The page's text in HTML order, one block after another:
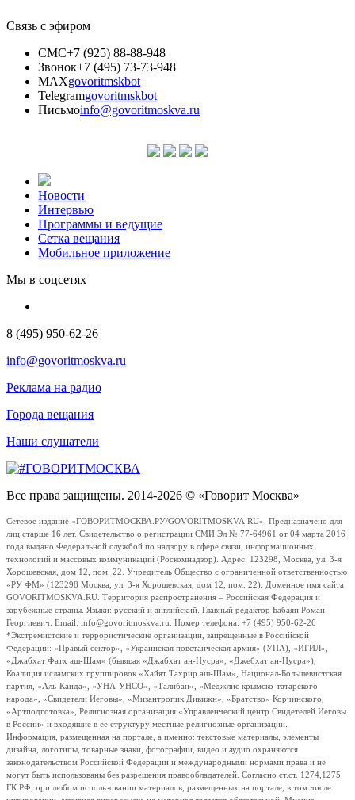
Связь с эфиром
СМС+7 (925) 88-88-948
Звонок+7 (495) 73-73-948
MAXgovoritmskbot
Telegramgovoritmskbot
Письмоinfo@govoritmoskva.ru
Новости
Интервью
Программы и ведущие
Сетка вещания
Мобильное приложение
Мы в соцсетях
8 (495) 950-62-26
info@govoritmoskva.ru
Реклама на радио
Города вещания
Наши слушатели
Все права защищены. 2014-2026 © «Говорит Москва»
Сетевое издание «ГОВОРИТМОСКВА.РУ/GOVORITMOSKVA.RU». Предназначено для
лиц старше 16 лет. Свидетельство о регистрации СМИ Эл № 77-64961 от 04 марта 2016
года выдано Федеральной службой по надзору в сфере связи, информационных
технологий и массовых коммуникаций (Роскомнадзор). Адрес: 123298, Москва, ул. 3-я
Хорошевская, дом 12, пом. 22. Учредитель Общество с ограниченной ответственностью
«РУ ФМ» (123298 Москва, ул. 3-я Хорошевская, дом 12, пом. 22). Доменное имя сайта
GOVORITMOSKVA.RU. Территория распространения – Российская Федерация и
зарубежные страны. Языки: русский и английский. Главный редактор Бабаян Роман
Георгиевич. Email: info@govoritmoskva.ru. Номер телефона: +7 (495) 950-62-26
*Экстремистские и террористические организации, запрещенные в Российской
Федерации: «Правый сектор», «Украинская повстанческая армия» (УПА), «ИГИЛ»,
«Джабхат Фатх аш-Шам» (бывшая «Джабхат ан-Нусра», «Джебхат ан-Нусра»),
Коалиция исламских группировок «Хайят Тахрир аш-Шам», Национал-Большевистская
партия, «Аль-Каида», «УНА-УНСО», «Талибан», «Меджлис крымско-татарского
народа», «Свидетели Иеговы», «Мизантропик Дивижн», «Братство» Корчинского,
«Артподготовка», Религиозная организация «Управленческий центр Свидетелей Иеговы
в России» и входящие в ее структуру местные религиозные организации.
Информация, размещенная на портале, а именно: текстовые материалы, элементы
дизайна, логотипы, товарные знаки, фотографии, видео и аудио охраняются
законодательством Российской Федерации и международными нормами права и не
могут быть использованы без разрешения правообладателей. Согласно ст.ст. 1274,1275
ГК РФ, при любом использовании материалов, размещенных на портале, в том числе